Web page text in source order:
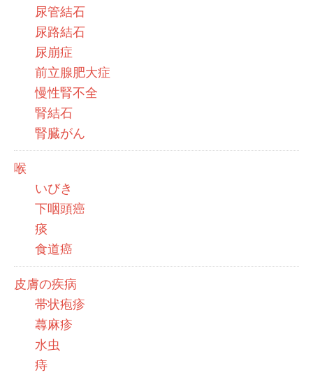
尿管結石
尿路結石
尿崩症
前立腺肥大症
慢性腎不全
腎結石
腎臓がん
喉
いびき
下咽頭癌
痰
食道癌
皮膚の疾病
帯状疱疹
蕁麻疹
水虫
痔